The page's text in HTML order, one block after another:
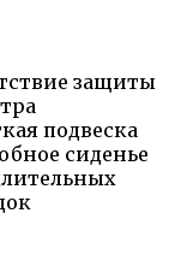
защиты
подвеска
сиденье